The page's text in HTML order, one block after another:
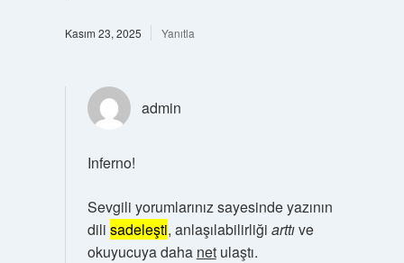
Kasım 23, 2025 Yanıtla
admin
Inferno!
Sevgili yorumlarınız sayesinde yazının
dili sadeleşti, anlaşılabilirliği arttıve
okuyucuya daha netulaştı.